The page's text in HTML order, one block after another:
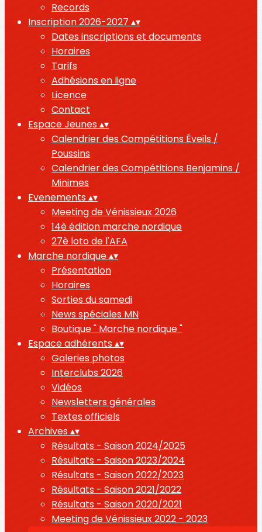
Records
Inscription 2026-2027 ▴▾
Dates inscriptions et documents
Horaires
Tarifs
Adhésions en ligne
Licence
Contact
Espace Jeunes▴▾
Calendrier des Compétitions Éveils /
Poussins
Calendrier des Compétitions Benjamins /
Minimes
Evenements▴▾
Meeting de Vénissieux 2026
14è édition marche nordique
27è loto de l'AFA
Marche nordique▴▾
Présentation
Horaires
Sorties du samedi
News spéciales MN
Boutique " Marche nordique "
Espace adhérents▴▾
Galeries photos
Interclubs 2026
Vidéos
Newsletters générales
Textes officiels
Archives▴▾
Résultats - Saison 2024/2025
Résultats - Saison 2023/2024
Résultats - Saison 2022/2023
Résultats - Saison 2021/2022
Résultats - Saison 2020/2021
Meeting de Vénissieux 2022 - 2023